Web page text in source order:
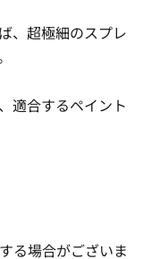
、超極細のスプレ
適合するペイント
る場合がございま